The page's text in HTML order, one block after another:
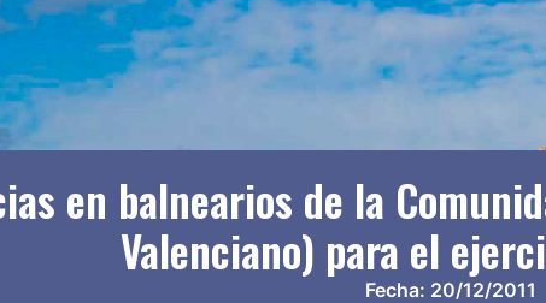
en balnearios de la
Valenciano) para el
Fecha: 20/12/2011